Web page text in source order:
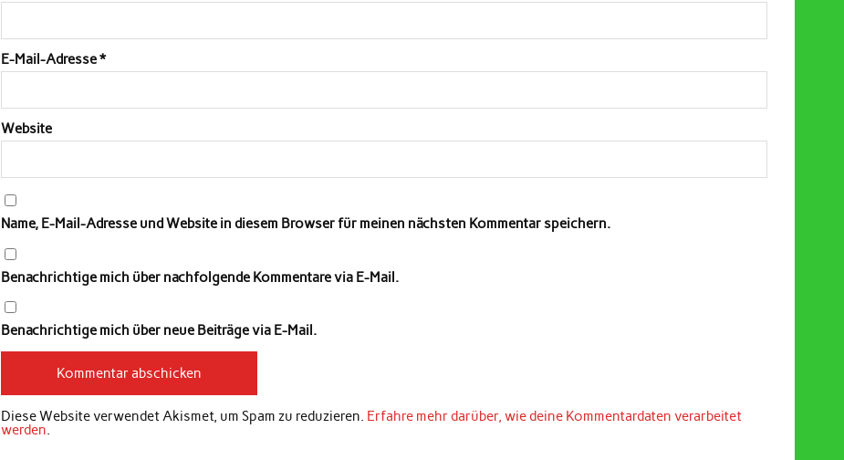
E-Mail-Adresse*
Website
Name, E-Mail-Adresse und Website in diesem Browser für meinen nächsten Kommentar speichern.
Benachrichtige mich über nachfolgende Kommentare via E-Mail.
Benachrichtige mich über neue Beiträge via E-Mail.
Diese Website verwendet Akismet, um Spam zu reduzieren. Erfahre mehr darüber, wie deine Kommentardaten verarbeitet
werden.